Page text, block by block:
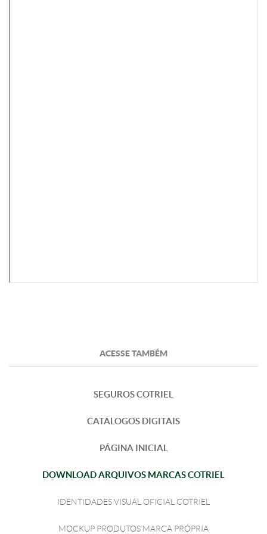
ACESSE TAMBÉM
SEGUROS COTRIEL
CATÁLOGOS DIGITAIS
PÁGINA INICIAL
DOWNLOAD ARQUIVOS MARCAS COTRIEL
IDENTIDADES VISUAL OFICIAL COTRIEL
MOCKUP PRODUTOS MARCA PRÓPRIA